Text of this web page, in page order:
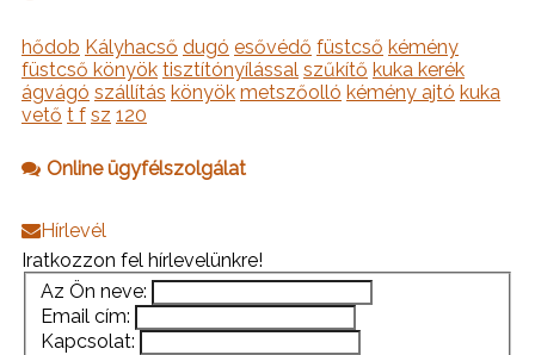
hődob Kályhacső dugó esővédő füstcső kémény
füstcső könyök tisztítónyílással szűkítő kuka kerék
ágvágó szállítás könyök metszőolló kémény ajtó kuka
vető t f sz 120
Online ügyfélszolgálat
Hírlevél
Iratkozzon fel hírlevelünkre!
Az Ön neve:
Email cím:
Kapcsolat: